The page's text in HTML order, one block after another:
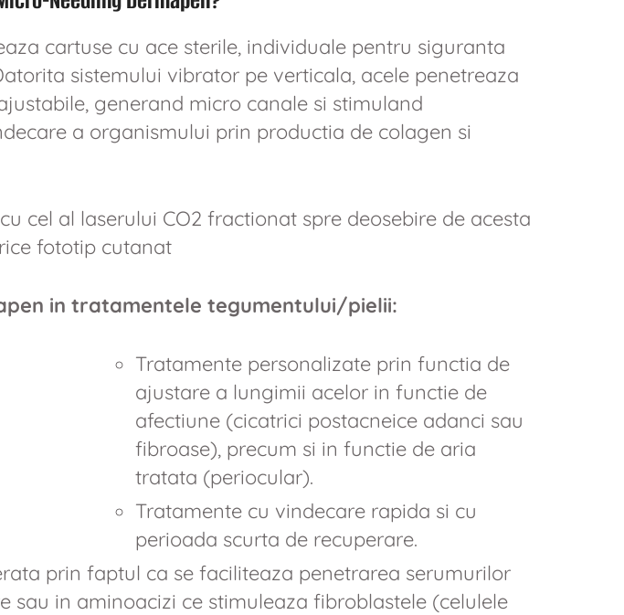
cartuse cu ace sterile, individuale pentru siguranta
sistemului vibrator pe verticala, acele penetreaza
generand micro canale si stimuland
a organismului prin productia de colagen si
cel al laserului CO2 fractionat spre deosebire de acesta
fototip cutanat
in tratamentele tegumentului/pielii:
Tratamente personalizate prin functia de
ajustare a lungimii acelor in functie de
afectiune (cicatrici postacneice adanci sau
fibroase), precum si in functie de aria
tratata (periocular).
Tratamente cu vindecare rapida si cu
perioada scurta de recuperare.
prin faptul ca se faciliteaza penetrarea serumurilor
sau in aminoacizi ce stimuleaza fibroblastele (celulele